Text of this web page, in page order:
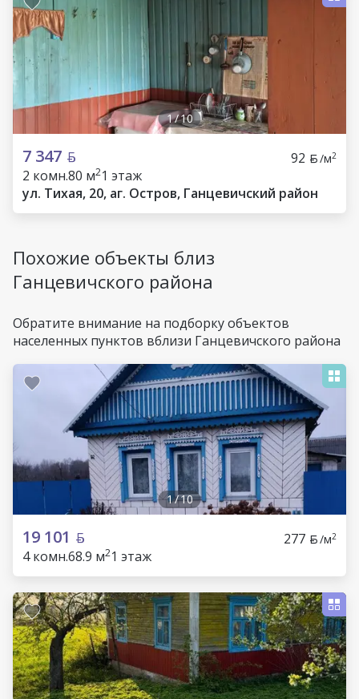
1/10
7 347 92 /м2
2 комн.80 м21 этаж
ул. Тихая, 20, аг. Остров, Ганцевичский район
Похожие объекты близ
Ганцевичского района
Обратите внимание на подборку объектов
населенных пунктов вблизи Ганцевичского района
1/10
19 101 277 /м2
4 комн.68.9 м21 этаж